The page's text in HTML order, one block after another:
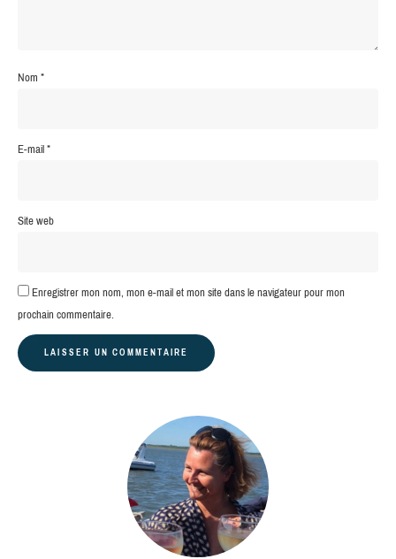
Nom*
E-mail*
Site web
Enregistrer mon nom, mon e-mail et mon site dans le navigateur pour mon
prochain commentaire.